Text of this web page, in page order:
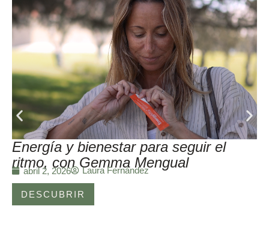
Energía y bienestar para seguir el
ritmo, con Gemma Mengual
abril 2, 2026 Laura Fernández
DESCUBRIR